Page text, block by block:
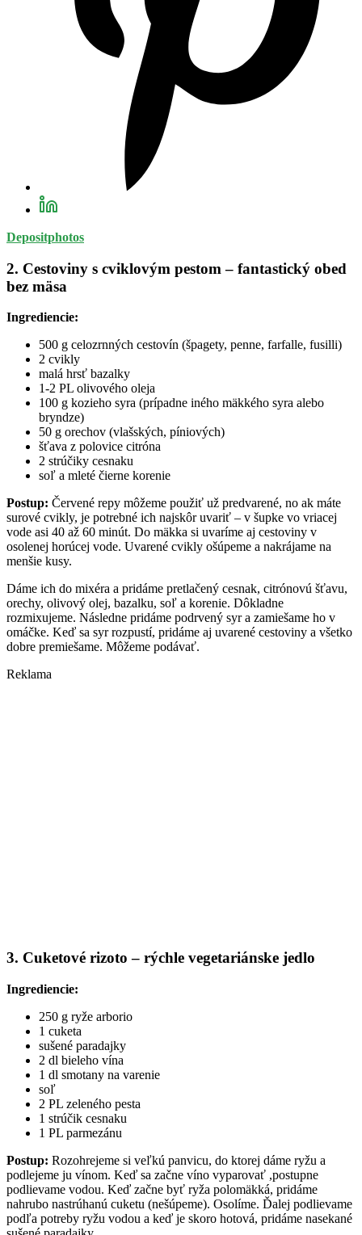
Depositphotos
2. Cestoviny s cviklovým pestom – fantastický obed
bez mäsa
Ingrediencie:
500 g celozrnných cestovín (špagety, penne, farfalle, fusilli)
2 cvikly
malá hrsť bazalky
1-2 PL olivového oleja
100 g kozieho syra (prípadne iného mäkkého syra alebo
bryndze)
50 g orechov (vlašských, píniových)
šťava z polovice citróna
2 strúčiky cesnaku
soľ a mleté čierne korenie
Postup: Červené repy môžeme použiť už predvarené, no ak máte
surové cvikly, je potrebné ich najskôr uvariť – v šupke vo vriacej
vode asi 40 až 60 minút. Do mäkka si uvaríme aj cestoviny v
osolenej horúcej vode. Uvarené cvikly ošúpeme a nakrájame na
menšie kusy.
Dáme ich do mixéra a pridáme pretlačený cesnak, citrónovú šťavu,
orechy, olivový olej, bazalku, soľ a korenie. Dôkladne
rozmixujeme. Následne pridáme podrvený syr a zamiešame ho v
omáčke. Keď sa syr rozpustí, pridáme aj uvarené cestoviny a všetko
dobre premiešame. Môžeme podávať.
Reklama
3. Cuketové rizoto – rýchle vegetariánske jedlo
Ingrediencie:
250 g ryže arborio
1 cuketa
sušené paradajky
2 dl bieleho vína
1 dl smotany na varenie
soľ
2 PL zeleného pesta
1 strúčik cesnaku
1 PL parmezánu
Postup: Rozohrejeme si veľkú panvicu, do ktorej dáme ryžu a
podlejeme ju vínom. Keď sa začne víno vyparovať ,postupne
podlievame vodou. Keď začne byť ryža polomäkká, pridáme
nahrubo nastrúhanú cuketu (nešúpeme). Osolíme. Ďalej podlievame
podľa potreby ryžu vodou a keď je skoro hotová, pridáme nasekané